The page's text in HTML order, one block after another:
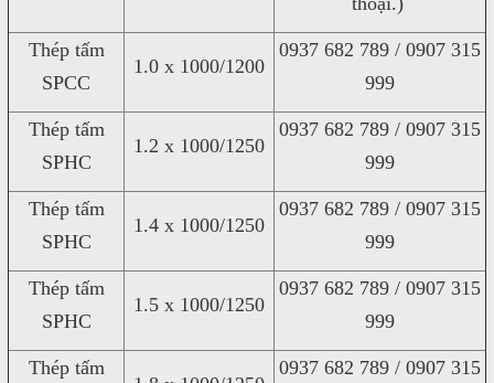
Thép tấm
SPCC
1.0 x 1000/1200
0937 682 789 / 0907 315
999
Thép tấm
SPHC
1.2 x 1000/1250
0937 682 789 / 0907 315
999
Thép tấm
SPHC
1.4 x 1000/1250
0937 682 789 / 0907 315
999
Thép tấm
SPHC
1.5 x 1000/1250
0937 682 789 / 0907 315
999
Thép tấm
0937 682 789 / 0907 315